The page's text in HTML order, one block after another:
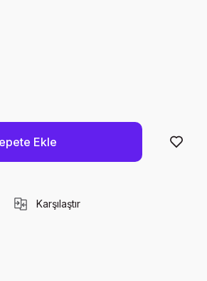
Ekle
Karşılaştır